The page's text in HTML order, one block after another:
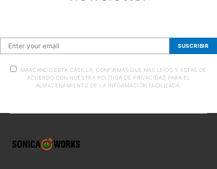
SUSCRIBIR
MARCANDO ESTA CASILLA, CONFIRMAS QUE HAS LEÍDO Y ESTAS DE
ACUERDO CON NUESTRA POLÍTICA DE PRIVACIDAD PARA EL
ALMACENAMIENTO DE LA INFORMACIÓN FACILITADA.